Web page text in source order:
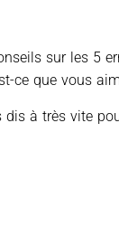
sur les 5
ce que vous
à très vite